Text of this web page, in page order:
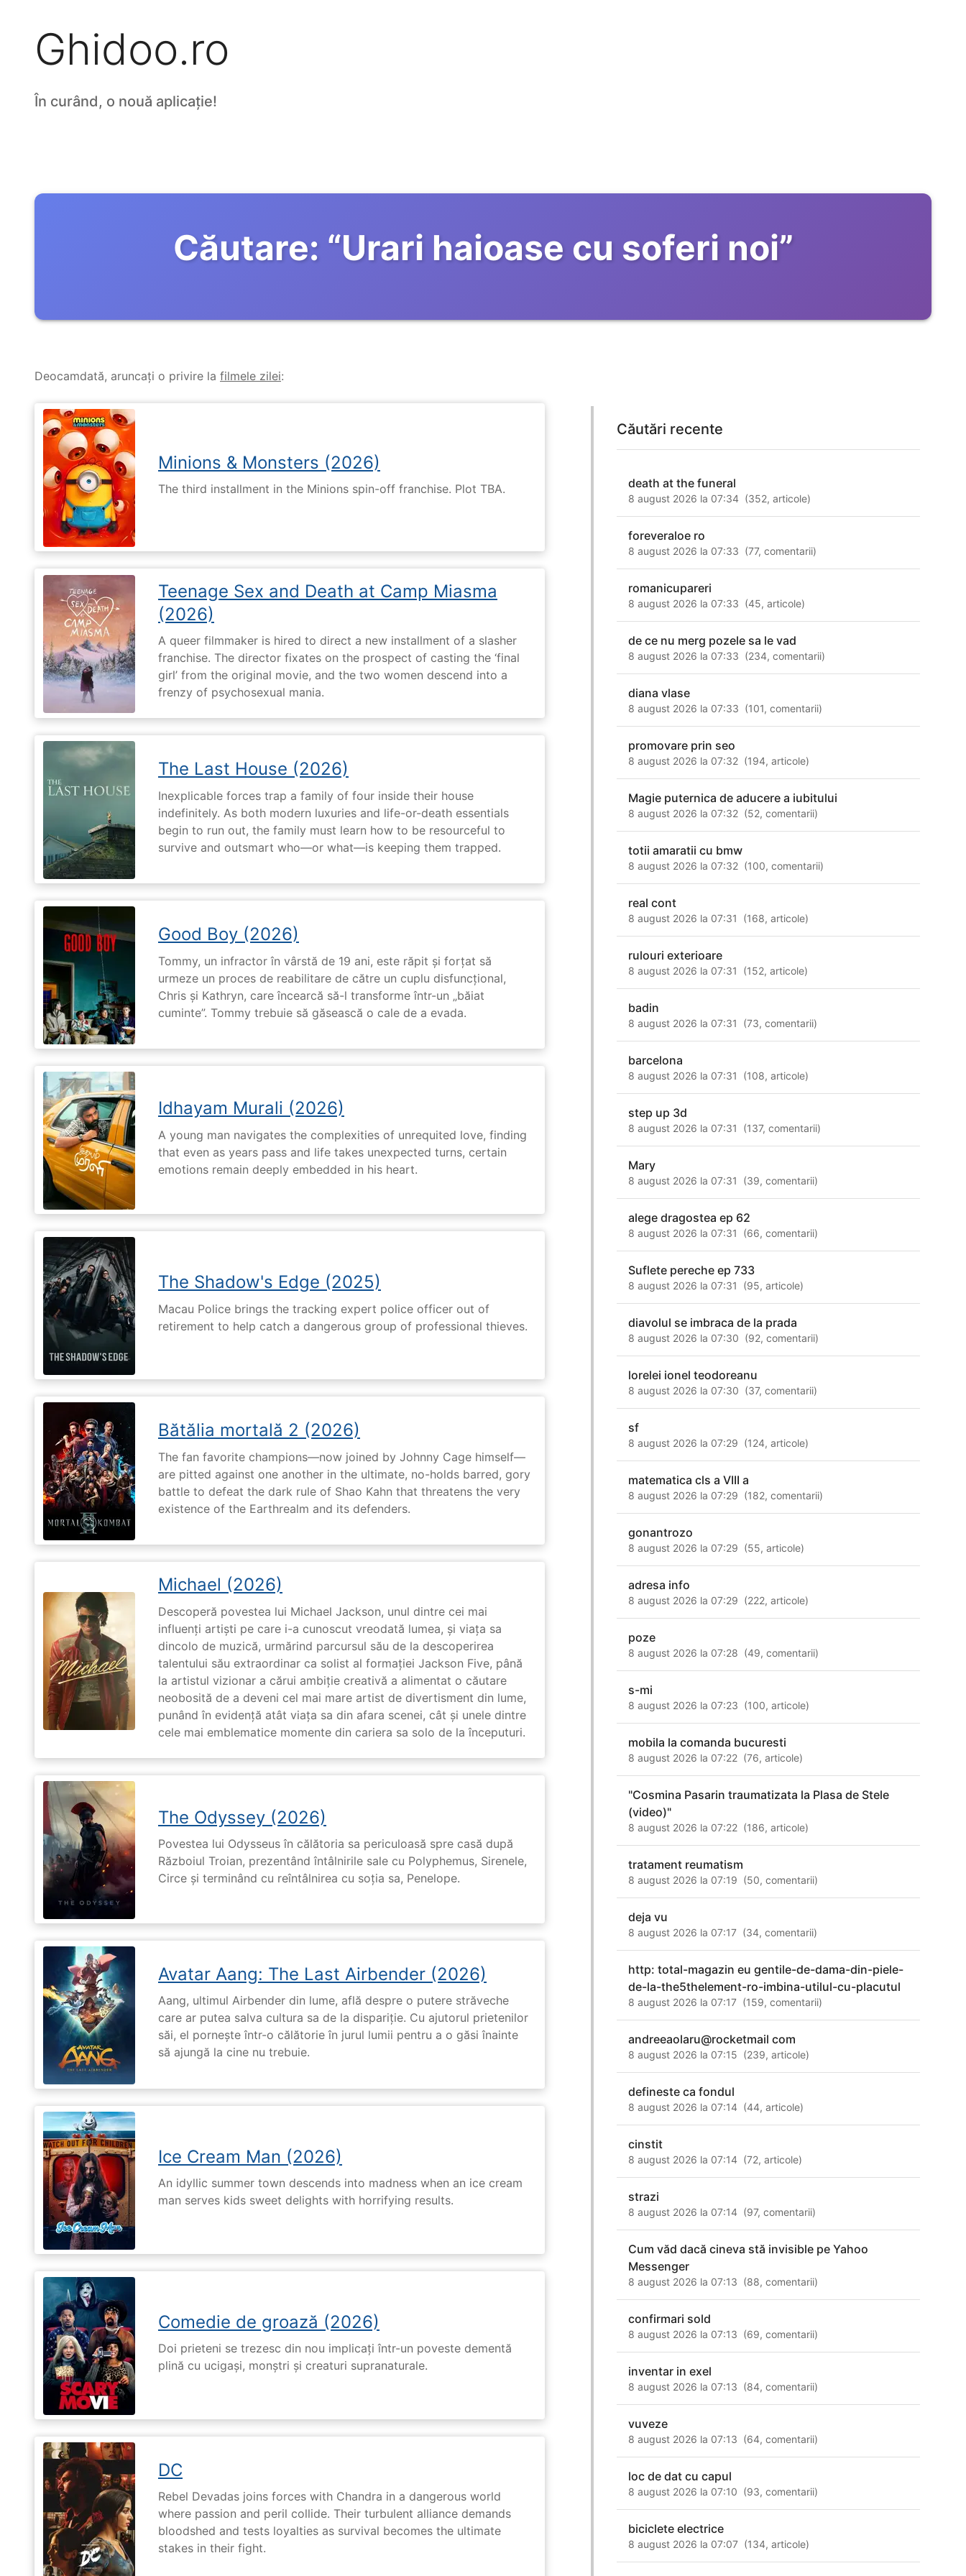
Ghidoo.ro
În curând, o nouă aplicație!
Căutare: “Urari haioase cu soferi noi”
Deocamdată, aruncați o privire la filmele zilei:
Minions & Monsters (2026)
The third installment in the Minions spin-off franchise. Plot TBA.
Teenage Sex and Death at Camp Miasma
(2026)
A queer filmmaker is hired to direct a new installment of a slasher
franchise. The director fixates on the prospect of casting the ‘final
girl’ from the original movie, and the two women descend into a
frenzy of psychosexual mania.
The Last House (2026)
Inexplicable forces trap a family of four inside their house
indefinitely. As both modern luxuries and life-or-death essentials
begin to run out, the family must learn how to be resourceful to
survive and outsmart who—or what—is keeping them trapped.
Good Boy (2026)
Tommy, un infractor în vârstă de 19 ani, este răpit și forțat să
urmeze un proces de reabilitare de către un cuplu disfuncțional,
Chris și Kathryn, care încearcă să-l transforme într-un „băiat
cuminte”. Tommy trebuie să găsească o cale de a evada.
Idhayam Murali (2026)
A young man navigates the complexities of unrequited love, finding
that even as years pass and life takes unexpected turns, certain
emotions remain deeply embedded in his heart.
The Shadow's Edge (2025)
Macau Police brings the tracking expert police officer out of
retirement to help catch a dangerous group of professional thieves.
Bătălia mortală 2 (2026)
The fan favorite champions—now joined by Johnny Cage himself—
are pitted against one another in the ultimate, no-holds barred, gory
battle to defeat the dark rule of Shao Kahn that threatens the very
existence of the Earthrealm and its defenders.
Michael (2026)
Descoperă povestea lui Michael Jackson, unul dintre cei mai
influenți artiști pe care i-a cunoscut vreodată lumea, și viața sa
dincolo de muzică, urmărind parcursul său de la descoperirea
talentului său extraordinar ca solist al formației Jackson Five, până
la artistul vizionar a cărui ambiție creativă a alimentat o căutare
neobosită de a deveni cel mai mare artist de divertisment din lume,
punând în evidență atât viața sa din afara scenei, cât și unele dintre
cele mai emblematice momente din cariera sa solo de la începuturi.
The Odyssey (2026)
Povestea lui Odysseus în călătoria sa periculoasă spre casă după
Războiul Troian, prezentând întâlnirile sale cu Polyphemus, Sirenele,
Circe și terminând cu reîntâlnirea cu soția sa, Penelope.
Avatar Aang: The Last Airbender (2026)
Aang, ultimul Airbender din lume, află despre o putere străveche
care ar putea salva cultura sa de la dispariție. Cu ajutorul prietenilor
săi, el pornește într-o călătorie în jurul lumii pentru a o găsi înainte
să ajungă la cine nu trebuie.
Ice Cream Man (2026)
An idyllic summer town descends into madness when an ice cream
man serves kids sweet delights with horrifying results.
Comedie de groază (2026)
Doi prieteni se trezesc din nou implicați într-un poveste dementă
plină cu ucigași, monștri și creaturi supranaturale.
DC
Rebel Devadas joins forces with Chandra in a dangerous world
where passion and peril collide. Their turbulent alliance demands
bloodshed and tests loyalties as survival becomes the ultimate
stakes in their fight.
Căutări recente
death at the funeral
8 august 2026 la 07:34 (352,articole)
foreveraloe ro
8 august 2026 la 07:33 (77,comentarii)
romanicupareri
8 august 2026 la 07:33 (45,articole)
de ce nu merg pozele sa le vad
8 august 2026 la 07:33 (234,comentarii)
diana vlase
8 august 2026 la 07:33 (101,comentarii)
promovare prin seo
8 august 2026 la 07:32 (194,articole)
Magie puternica de aducere a iubitului
8 august 2026 la 07:32 (52,comentarii)
totii amaratii cu bmw
8 august 2026 la 07:32 (100,comentarii)
real cont
8 august 2026 la 07:31 (168,articole)
rulouri exterioare
8 august 2026 la 07:31 (152,articole)
badin
8 august 2026 la 07:31 (73,comentarii)
barcelona
8 august 2026 la 07:31 (108,articole)
step up 3d
8 august 2026 la 07:31 (137,comentarii)
Mary
8 august 2026 la 07:31 (39,comentarii)
alege dragostea ep 62
8 august 2026 la 07:31 (66,comentarii)
Suflete pereche ep 733
8 august 2026 la 07:31 (95,articole)
diavolul se imbraca de la prada
8 august 2026 la 07:30 (92,comentarii)
lorelei ionel teodoreanu
8 august 2026 la 07:30 (37,comentarii)
sf
8 august 2026 la 07:29 (124,articole)
matematica cls a VIII a
8 august 2026 la 07:29 (182,comentarii)
gonantrozo
8 august 2026 la 07:29 (55,articole)
adresa info
8 august 2026 la 07:29 (222,articole)
poze
8 august 2026 la 07:28 (49,comentarii)
s-mi
8 august 2026 la 07:23 (100,articole)
mobila la comanda bucuresti
8 august 2026 la 07:22 (76,articole)
"Cosmina Pasarin traumatizata la Plasa de Stele
(video)"
8 august 2026 la 07:22 (186,articole)
tratament reumatism
8 august 2026 la 07:19 (50,comentarii)
deja vu
8 august 2026 la 07:17 (34,comentarii)
http: total-magazin eu gentile-de-dama-din-piele-
de-la-the5thelement-ro-imbina-utilul-cu-placutul
8 august 2026 la 07:17 (159,comentarii)
andreeaolaru@rocketmail com
8 august 2026 la 07:15 (239,articole)
defineste ca fondul
8 august 2026 la 07:14 (44,articole)
cinstit
8 august 2026 la 07:14 (72,articole)
strazi
8 august 2026 la 07:14 (97,comentarii)
Cum văd dacă cineva stă invisible pe Yahoo
Messenger
8 august 2026 la 07:13 (88,comentarii)
confirmari sold
8 august 2026 la 07:13 (69,comentarii)
inventar in exel
8 august 2026 la 07:13 (84,comentarii)
vuveze
8 august 2026 la 07:13 (64,comentarii)
loc de dat cu capul
8 august 2026 la 07:10 (93,comentarii)
biciclete electrice
8 august 2026 la 07:07 (134,articole)